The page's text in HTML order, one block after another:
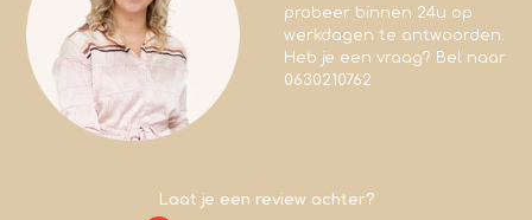
probeer binnen 24u op
werkdagen te antwoorden.
Heb je een vraag? Bel naar
0630210762
Laat je een review achter?